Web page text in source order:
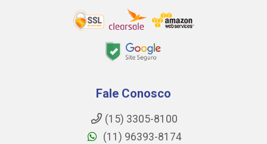
Fale Conosco
(15) 3305-8100
(11) 96393-8174